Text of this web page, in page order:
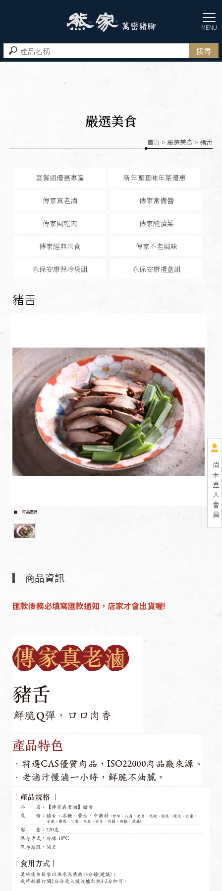
尚
未
登
入
會
員
嚴選美食
首頁 > 嚴選美食 > 豬舌
套餐組優惠專區 新年團圓味年菜優惠
傳家真老滷 傳家常備醬
傳家風乾肉 傳家醃漬菜
傳家經典米食 傳家不老風味
永保安康保冷袋組 永保安康禮盒組
豬舌
商品圖像
商品資訊
匯款後務必填寫匯款通知，店家才會出貨喔!